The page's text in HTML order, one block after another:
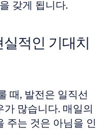
을 갖게 됩니다.
적인 기대치
때, 발전은 일직선
많습니다. 매일의
주는 것은 아님을 인